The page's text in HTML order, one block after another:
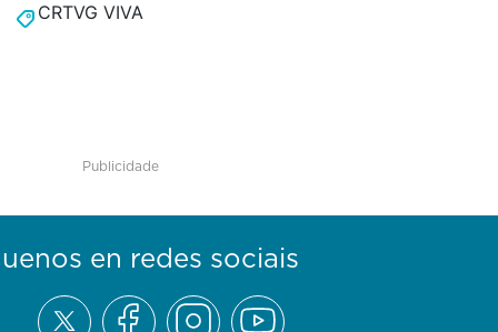
CRTVG VIVA
Publicidade
en redes sociais